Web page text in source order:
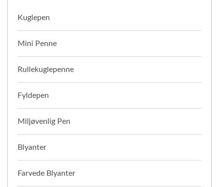
Kuglepen
Mini Penne
Rullekuglepenne
Fyldepen
Miljøvenlig Pen
Blyanter
Farvede Blyanter